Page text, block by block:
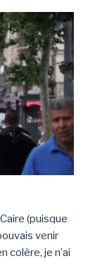
(puisque
venir
colère, je n’ai